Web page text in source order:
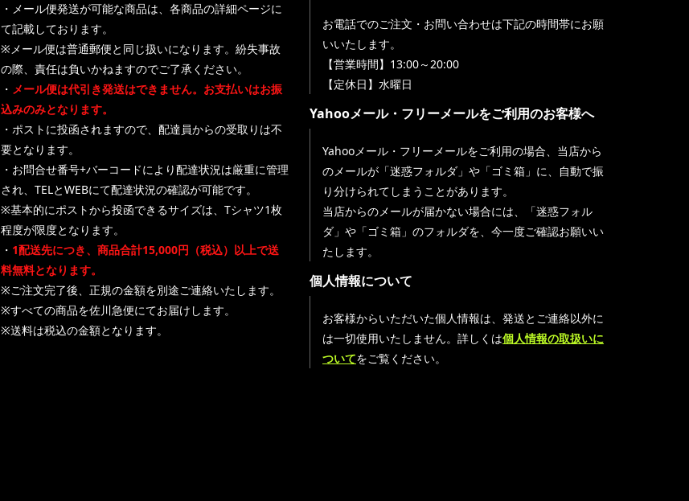
・メール便発送が可能な商品は、各商品の詳細ページに
て記載しております。
※メール便は普通郵便と同じ扱いになります。紛失事故
の際、責任は負いかねますのでご了承ください。
・ メール便は代引き発送はできません。お支払いはお振
込みのみとなります。
・ポストに投函されますので、配達員からの受取りは不
要となります。
・お問合せ番号+バーコードにより配達状況は厳重に管理
され、TELとWEBにて配達状況の確認が可能です。
※基本的にポストから投函できるサイズは、Tシャツ1枚
程度が限度となります。
・ 1配送先につき、商品合計15,000円（税込）以上で送
料無料となります。
※ご注文完了後、正規の金額を別途ご連絡いたします。
※すべての商品を佐川急便にてお届けします。
※送料は税込の金額となります。
お電話でのご注文・お問い合わせは下記の時間帯にお願
いいたします。
【営業時間】13:00～20:00
【定休日】水曜日
Yahooメール・フリーメールをご利用のお客様へ
Yahooメール・フリーメールをご利用の場合、当店から
のメールが「迷惑フォルダ」や「ゴミ箱」に、自動で振
り分けられてしまうことがあります。
当店からのメールが届かない場合には、「迷惑フォル
ダ」や「ゴミ箱」のフォルダを、今一度ご確認お願いい
たします。
個人情報について
お客様からいただいた個人情報は、発送とご連絡以外に
は一切使用いたしません。詳しくは個人情報の取扱いに
ついてをご覧ください。